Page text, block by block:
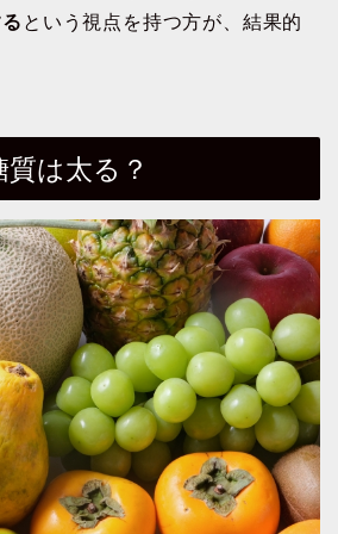
という視点を持つ方が、結果的
は太る？